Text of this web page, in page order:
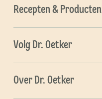
Recepten & Producten
Volg Dr. Oetker
Over Dr. Oetker